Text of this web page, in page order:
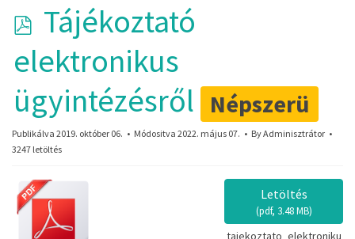
p
d
f
Tájékoztató
elektronikus
ügyintézésről
Népszerü
Publikálva 2019. október 06. Módositva 2022. május 07. ByAdminisztrátor
3247 letöltés
Letöltés
(pdf, 3.48 MB)
tajekoztato_elektroniku